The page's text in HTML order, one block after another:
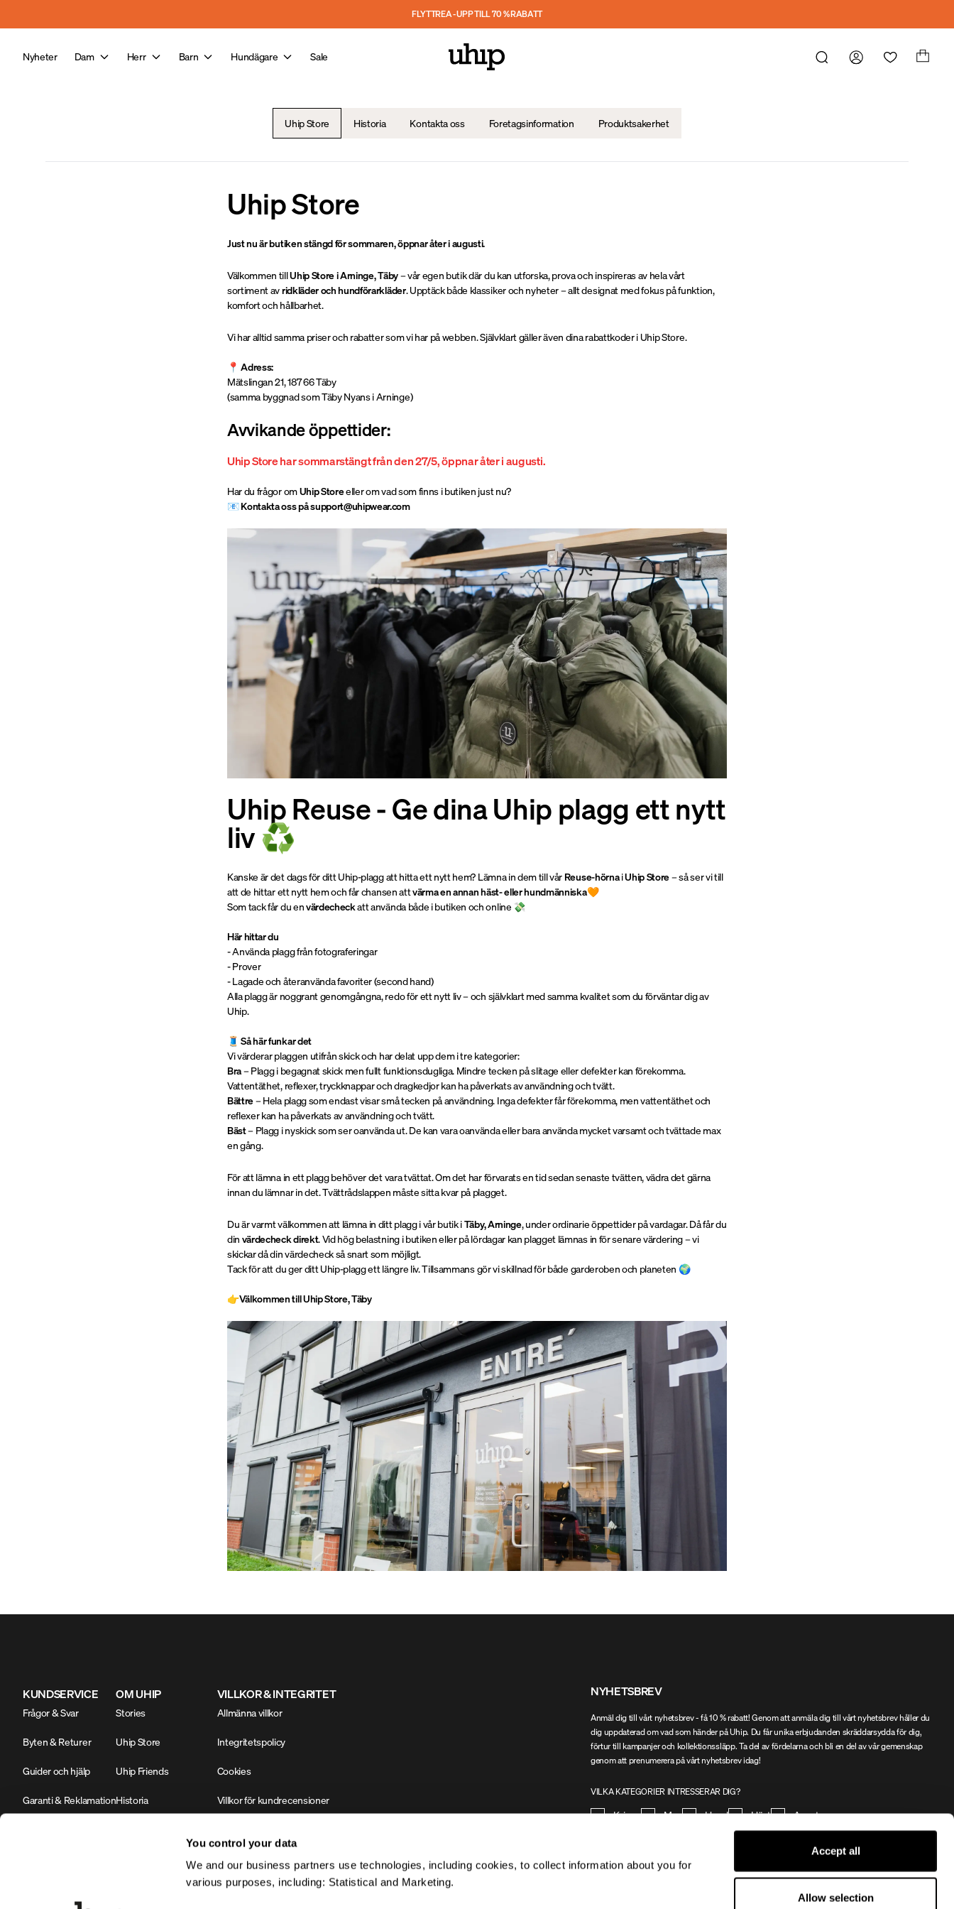
You control your data
We and our business partners use technologies, including cookies, to collect information about you for
various purposes, including: Statistical and Marketing.
Accept all
Allow selection
FLYTTREA - UPP TILL 70 % RABATT
Nyheter Dam Herr Barn Hundägare Sale
Uhip Store Historia Kontakta oss Foretagsinformation Produktsakerhet
Uhip Store
Just nu är butiken stängd för sommaren, öppnar åter i augusti.
Välkommen tillUhip Store i Arninge, Täby– vår egen butik där du kan utforska, prova och inspireras av hela vårt
sortiment avridkläder och hundförarkläder. Upptäck både klassiker och nyheter – allt designat med fokus på funktion,
komfort och hållbarhet.
Vi har alltid samma priser och rabatter som vi har på webben. Självklart gäller även dina rabattkoder i Uhip Store.
📍 Adress:
Mätslingan 21, 187 66 Täby
(samma byggnad som Täby Nyans i Arninge)
Avvikande öppettider:
Uhip Store har sommarstängt från den 27/5, öppnar åter i augusti.
Har du frågor omUhip Storeeller om vad som finns i butiken just nu?
📧Kontakta oss på support@uhipwear.com
Uhip Reuse - Ge dina Uhip plagg ett nytt
liv ♻
Kanske är det dags för ditt Uhip-plagg att hitta ett nytt hem? Lämna in dem till vår Reuse-hörnaiUhip Store– så ser vi till
att de hittar ett nytt hem och får chansen attvärma en annan häst- eller hundmänniska🧡
Som tack får du envärdecheckatt använda både i butiken och online 💸
Här hittar du
- Använda plagg från fotograferingar
- Prover
- Lagade och återanvända favoriter (second hand)
Alla plagg är noggrant genomgångna, redo för ett nytt liv – och självklart med samma kvalitet som du förväntar dig av
Uhip.
🧵 Så här funkar det
Vi värderar plaggen utifrån skick och har delat upp dem i tre kategorier:
Bra– Plagg i begagnat skick men fullt funktionsdugliga. Mindre tecken på slitage eller defekter kan förekomma.
Vattentäthet, reflexer, tryckknappar och dragkedjor kan ha påverkats av användning och tvätt.
Bättre– Hela plagg som endast visar små tecken på användning. Inga defekter får förekomma, men vattentäthet och
reflexer kan ha påverkats av användning och tvätt.
Bäst– Plagg i nyskick som ser oanvända ut. De kan vara oanvända eller bara använda mycket varsamt och tvättade max
en gång.
För att lämna in ett plagg behöver det vara tvättat. Om det har förvarats en tid sedan senaste tvätten, vädra det gärna
innan du lämnar in det. Tvättrådslappen måste sitta kvar på plagget.
Du är varmt välkommen att lämna in ditt plagg i vår butik iTäby, Arninge, under ordinarie öppettider på vardagar. Då får du
din värdecheck direkt. Vid hög belastning i butiken eller på lördagar kan plagget lämnas in för senare värdering – vi
skickar då din värdecheck så snart som möjligt.
Tack för att du ger ditt Uhip-plagg ett längre liv. Tillsammans gör vi skillnad för både garderoben och planeten 🌍
👉Välkommen till Uhip Store, Täby
NYHETSBREV
Anmäl dig till vårt nyhetsbrev - få 10 % rabatt! Genom att anmäla dig till vårt nyhetsbrev håller du
dig uppdaterad om vad som händer på Uhip. Du får unika erbjudanden skräddarsydda för dig,
förtur till kampanjer och kollektionssläpp. Ta del av fördelarna och bli en del av vår gemenskap
genom att prenumerera på vårt nyhetsbrev idag!
VILKA KATEGORIER INTRESSERAR DIG?
Kvinna Man Hund Häst Annat
KUNDSERVICE
Frågor & Svar
Byten & Returer
Guider och hjälp
Garanti & Reklamation
OM UHIP
Stories
Uhip Store
Uhip Friends
Historia
Företagsinformation
Produktsäkerhet
VILLKOR & INTEGRITET
Allmänna villkor
Integritetspolicy
Cookies
Villkor för kundrecensioner